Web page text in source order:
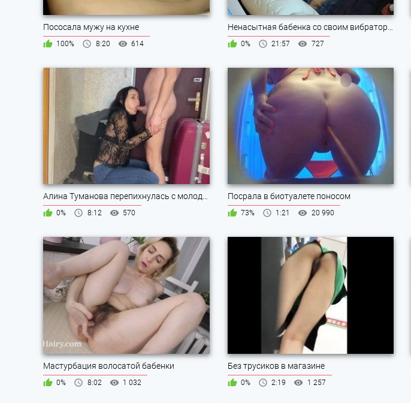
Пососала мужу на кухне
100% 8:20 614 0% 21:57 727
Алина Туманова перепихнулась с молодым
0% 8:12 570
Посрала в биотуалете поносом
73% 1:21 20 990
Мастурбация волосатой бабенки
0% 8:02 1 032
Без трусиков в магазине
0% 2:19 1 257